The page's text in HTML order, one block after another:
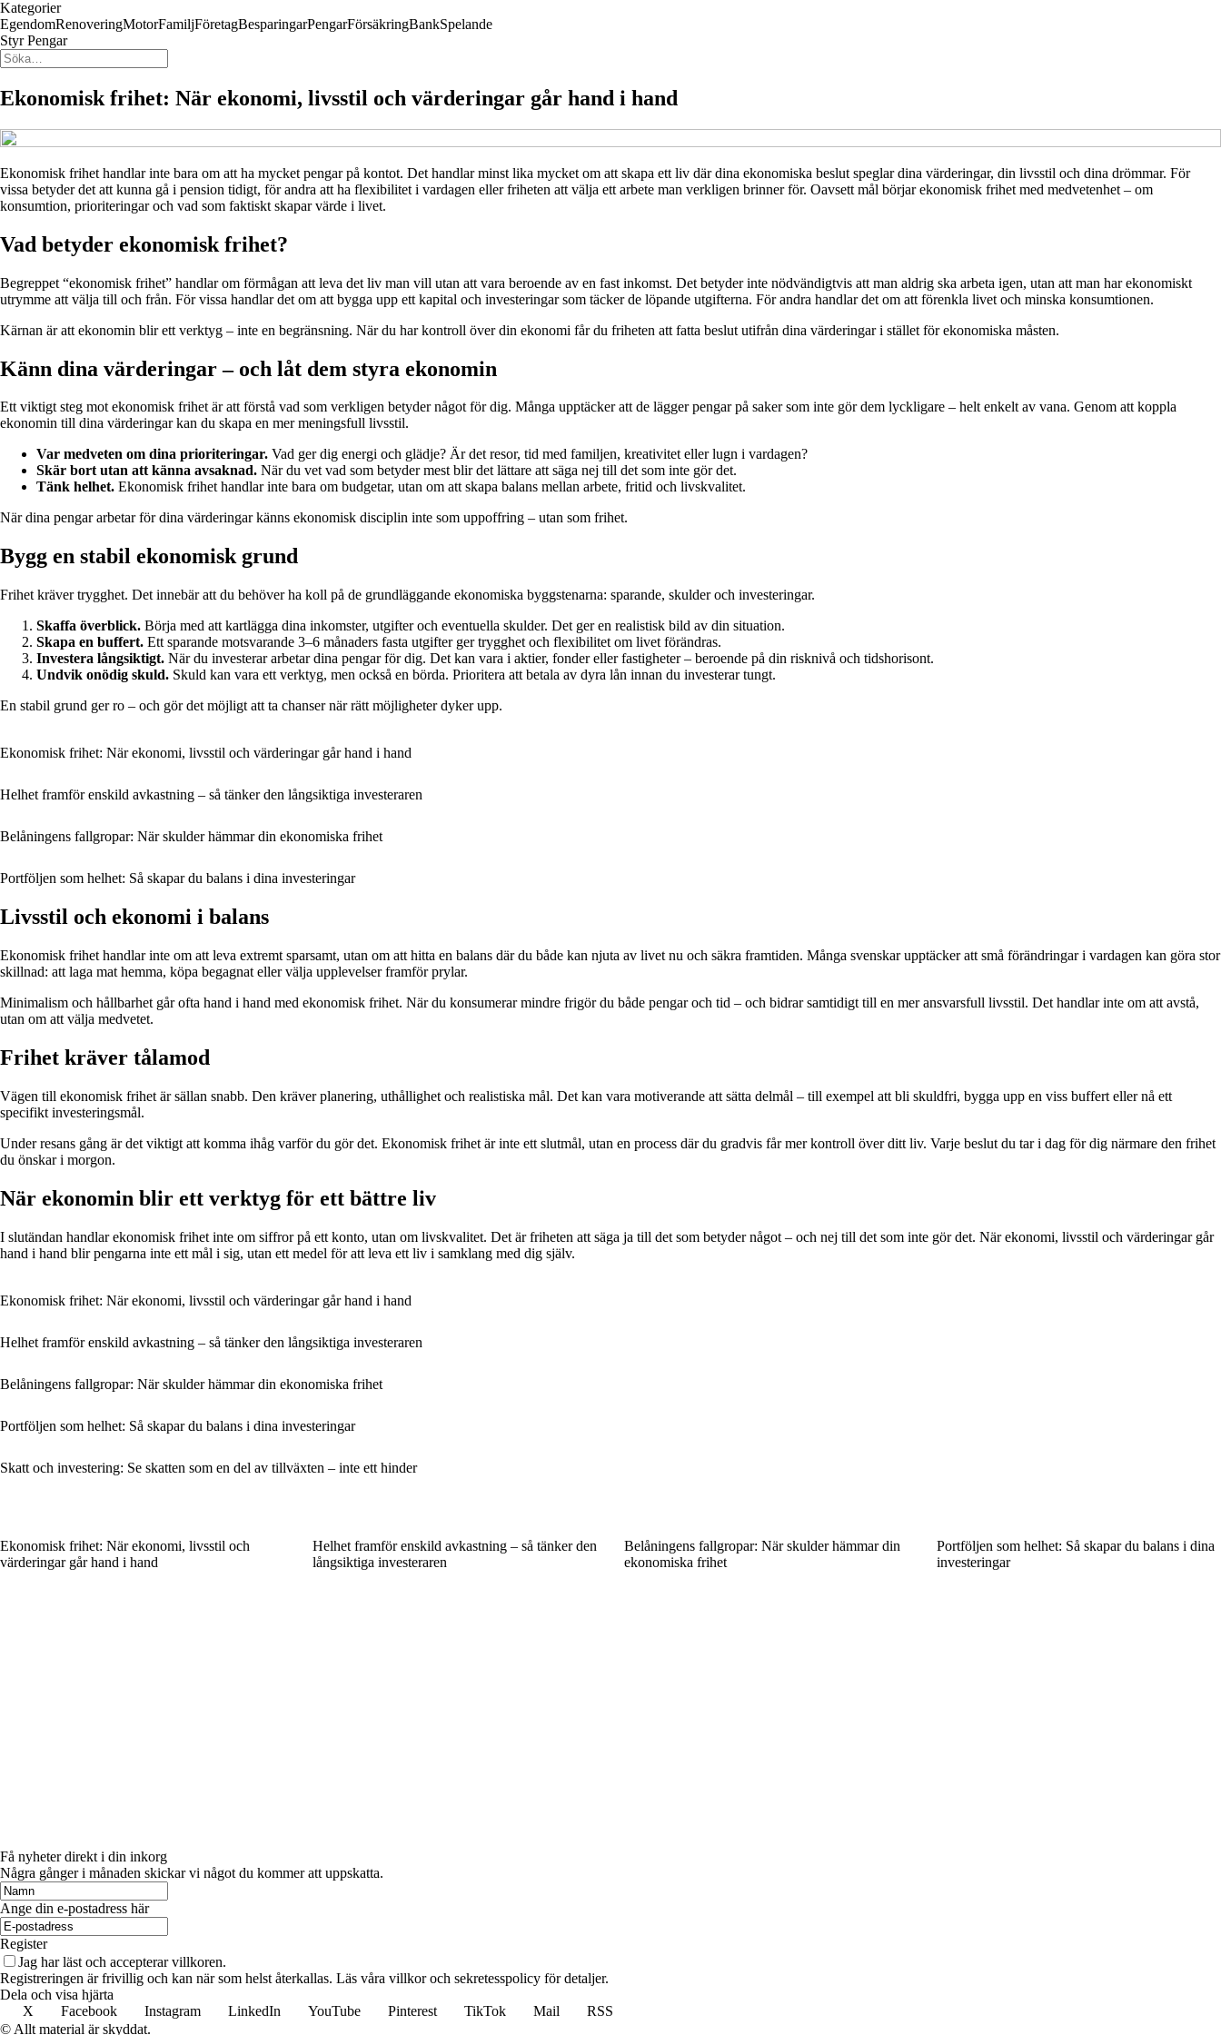
Kategorier
EgendomRenoveringMotorFamiljFöretagBesparingarPengarFörsäkringBankSpelande
Styr Pengar
Ekonomisk frihet: När ekonomi, livsstil och värderingar går hand i hand
Ekonomisk frihet handlar inte bara om att ha mycket pengar på kontot. Det handlar minst lika mycket om att skapa ett liv där dina ekonomiska beslut speglar dina värderingar, din livsstil och dina drömmar. För
vissa betyder det att kunna gå i pension tidigt, för andra att ha flexibilitet i vardagen eller friheten att välja ett arbete man verkligen brinner för. Oavsett mål börjar ekonomisk frihet med medvetenhet – om
konsumtion, prioriteringar och vad som faktiskt skapar värde i livet.
Vad betyder ekonomisk frihet?
Begreppet “ekonomisk frihet” handlar om förmågan att leva det liv man vill utan att vara beroende av en fast inkomst. Det betyder inte nödvändigtvis att man aldrig ska arbeta igen, utan att man har ekonomiskt
utrymme att välja till och från. För vissa handlar det om att bygga upp ett kapital och investeringar som täcker de löpande utgifterna. För andra handlar det om att förenkla livet och minska konsumtionen.
Kärnan är att ekonomin blir ett verktyg – inte en begränsning. När du har kontroll över din ekonomi får du friheten att fatta beslut utifrån dina värderingar i stället för ekonomiska måsten.
Känn dina värderingar – och låt dem styra ekonomin
Ett viktigt steg mot ekonomisk frihet är att förstå vad som verkligen betyder något för dig. Många upptäcker att de lägger pengar på saker som inte gör dem lyckligare – helt enkelt av vana. Genom att koppla
ekonomin till dina värderingar kan du skapa en mer meningsfull livsstil.
Var medveten om dina prioriteringar. Vad ger dig energi och glädje? Är det resor, tid med familjen, kreativitet eller lugn i vardagen?
Skär bort utan att känna avsaknad. När du vet vad som betyder mest blir det lättare att säga nej till det som inte gör det.
Tänk helhet. Ekonomisk frihet handlar inte bara om budgetar, utan om att skapa balans mellan arbete, fritid och livskvalitet.
När dina pengar arbetar för dina värderingar känns ekonomisk disciplin inte som uppoffring – utan som frihet.
Bygg en stabil ekonomisk grund
Frihet kräver trygghet. Det innebär att du behöver ha koll på de grundläggande ekonomiska byggstenarna: sparande, skulder och investeringar.
Skaffa överblick. Börja med att kartlägga dina inkomster, utgifter och eventuella skulder. Det ger en realistisk bild av din situation.
Skapa en buffert. Ett sparande motsvarande 3–6 månaders fasta utgifter ger trygghet och flexibilitet om livet förändras.
Investera långsiktigt. När du investerar arbetar dina pengar för dig. Det kan vara i aktier, fonder eller fastigheter – beroende på din risknivå och tidshorisont.
Undvik onödig skuld. Skuld kan vara ett verktyg, men också en börda. Prioritera att betala av dyra lån innan du investerar tungt.
En stabil grund ger ro – och gör det möjligt att ta chanser när rätt möjligheter dyker upp.
Ekonomisk frihet: När ekonomi, livsstil och värderingar går hand i hand
Helhet framför enskild avkastning – så tänker den långsiktiga investeraren
Belåningens fallgropar: När skulder hämmar din ekonomiska frihet
Portföljen som helhet: Så skapar du balans i dina investeringar
Livsstil och ekonomi i balans
Ekonomisk frihet handlar inte om att leva extremt sparsamt, utan om att hitta en balans där du både kan njuta av livet nu och säkra framtiden. Många svenskar upptäcker att små förändringar i vardagen kan göra stor
skillnad: att laga mat hemma, köpa begagnat eller välja upplevelser framför prylar.
Minimalism och hållbarhet går ofta hand i hand med ekonomisk frihet. När du konsumerar mindre frigör du både pengar och tid – och bidrar samtidigt till en mer ansvarsfull livsstil. Det handlar inte om att avstå,
utan om att välja medvetet.
Frihet kräver tålamod
Vägen till ekonomisk frihet är sällan snabb. Den kräver planering, uthållighet och realistiska mål. Det kan vara motiverande att sätta delmål – till exempel att bli skuldfri, bygga upp en viss buffert eller nå ett
specifikt investeringsmål.
Under resans gång är det viktigt att komma ihåg varför du gör det. Ekonomisk frihet är inte ett slutmål, utan en process där du gradvis får mer kontroll över ditt liv. Varje beslut du tar i dag för dig närmare den frihet
du önskar i morgon.
När ekonomin blir ett verktyg för ett bättre liv
I slutändan handlar ekonomisk frihet inte om siffror på ett konto, utan om livskvalitet. Det är friheten att säga ja till det som betyder något – och nej till det som inte gör det. När ekonomi, livsstil och värderingar går
hand i hand blir pengarna inte ett mål i sig, utan ett medel för att leva ett liv i samklang med dig själv.
Ekonomisk frihet: När ekonomi, livsstil och värderingar går hand i hand
Helhet framför enskild avkastning – så tänker den långsiktiga investeraren
Belåningens fallgropar: När skulder hämmar din ekonomiska frihet
Portföljen som helhet: Så skapar du balans i dina investeringar
Skatt och investering: Se skatten som en del av tillväxten – inte ett hinder
Ekonomisk frihet: När ekonomi, livsstil och
värderingar går hand i hand
Helhet framför enskild avkastning – så tänker den
långsiktiga investeraren
Belåningens fallgropar: När skulder hämmar din
ekonomiska frihet
Portföljen som helhet: Så skapar du balans i dina
investeringar
Få nyheter direkt i din inkorg
Några gånger i månaden skickar vi något du kommer att uppskatta.
Ange din e-postadress här
Register
Jag har läst och accepterar villkoren.
Registreringen är frivillig och kan när som helst återkallas. Läs våra villkor och sekretesspolicy för detaljer.
Dela och visa hjärta
X
Facebook Instagram LinkedIn YouTube Pinterest TikTok Mail
RSS
© Allt material är skyddat.